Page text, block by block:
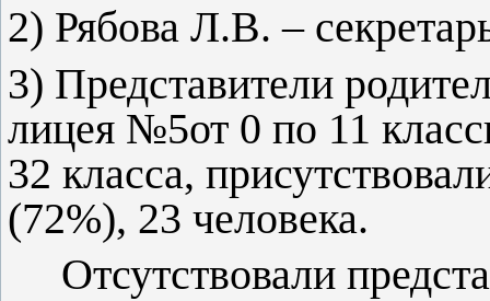
2) Рябова Л.В. –
3) Представители
лицея №5от 0 по 11
32 класса,
(72%), 23 человека.
Отсутствовали